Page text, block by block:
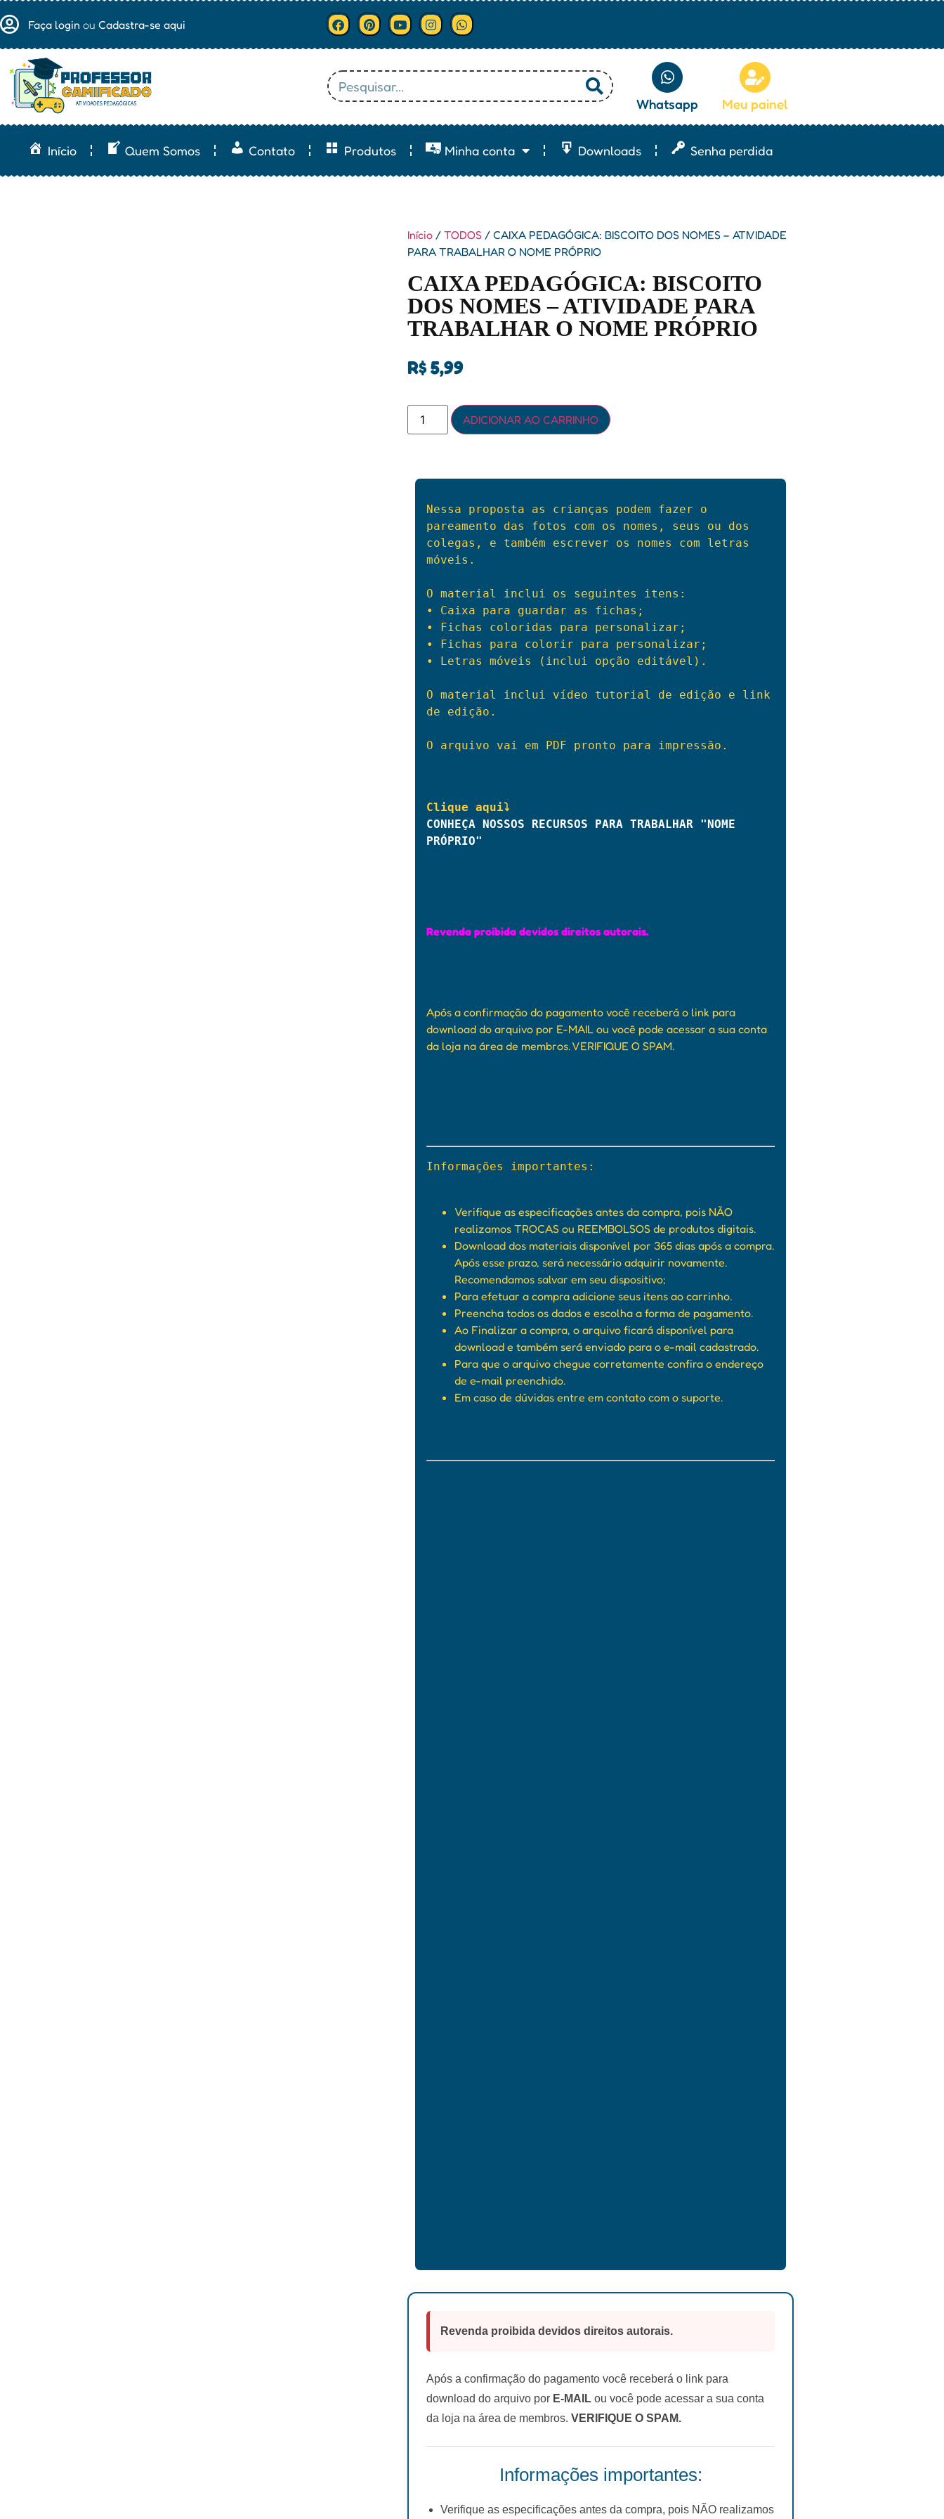
Faça login ou Cadastra-se aqui
Whatsapp Meu painel
Início Quem Somos Contato Produtos Minha conta Downloads Senha perdida
Início / TODOS / CAIXA PEDAGÓGICA: BISCOITO DOS NOMES – ATIVIDADE
PARA TRABALHAR O NOME PRÓPRIO
CAIXA PEDAGÓGICA: BISCOITO
DOS NOMES – ATIVIDADE PARA
TRABALHAR O NOME PRÓPRIO
R$5,99
ADICIONAR AO CARRINHO
Nessa proposta as crianças podem fazer o
pareamento das fotos com os nomes, seus ou dos
colegas, e também escrever os nomes com letras
móveis.
O material inclui os seguintes itens:
• Caixa para guardar as fichas;
• Fichas coloridas para personalizar;
• Fichas para colorir para personalizar;
• Letras móveis (inclui opção editável).
O material inclui vídeo tutorial de edição e link
de edição.
O arquivo vai em PDF pronto para impressão.
CONHEÇA NOSSOS RECURSOS PARA TRABALHAR "NOME
PRÓPRIO"
Revenda proibida devidos direitos autorais.
Após a confirmação do pagamento você receberá o link para
download do arquivo por E-MAIL ou você pode acessar a sua conta
da loja na área de membros. VERIFIQUE O SPAM.
Informações importantes:
Verifique as especificações antes da compra, pois NÃO
realizamos TROCAS ou REEMBOLSOS de produtos digitais.
Download dos materiais disponível por 365 dias após a compra.
Após esse prazo, será necessário adquirir novamente.
Recomendamos salvar em seu dispositivo;
Para efetuar a compra adicione seus itens ao carrinho.
Preencha todos os dados e escolha a forma de pagamento.
Ao Finalizar a compra, o arquivo ficará disponível para
download e também será enviado para o e-mail cadastrado.
Para que o arquivo chegue corretamente confira o endereço
de e-mail preenchido.
Em caso de dúvidas entre em contato com o suporte.
Revenda proibida devidos direitos autorais.
Após a confirmação do pagamento você receberá o link para
download do arquivo por E-MAIL ou você pode acessar a sua conta
da loja na área de membros. VERIFIQUE O SPAM.
Informações importantes:
Verifique as especificações antes da compra, pois NÃO realizamos